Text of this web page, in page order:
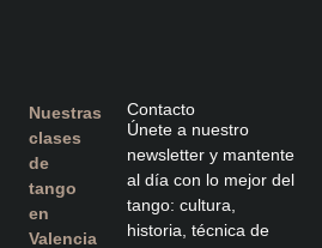
Nuestras
clases
de
tango
en
Valencia
Contacto
Únete a nuestro
newsletter y mantente
al día con lo mejor del
tango: cultura,
historia, técnica de